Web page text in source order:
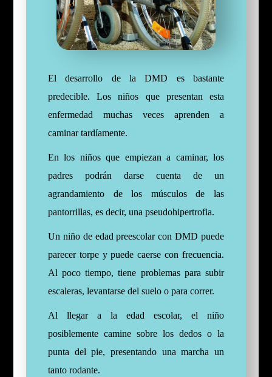
El desarrollo de la DMD es bastante
predecible. Los niños que presentan esta
enfermedad muchas veces aprenden a
caminar tardíamente.
En los niños que empiezan a caminar, los
padres podrán darse cuenta de un
agrandamiento de los músculos de las
pantorrillas, es decir, una pseudohipertrofia.
Un niño de edad preescolar con DMD puede
parecer torpe y puede caerse con frecuencia.
Al poco tiempo, tiene problemas para subir
escaleras, levantarse del suelo o para correr.
Al llegar a la edad escolar, el niño
posiblemente camine sobre los dedos o la
punta del pie, presentando una marcha un
tanto rodante.